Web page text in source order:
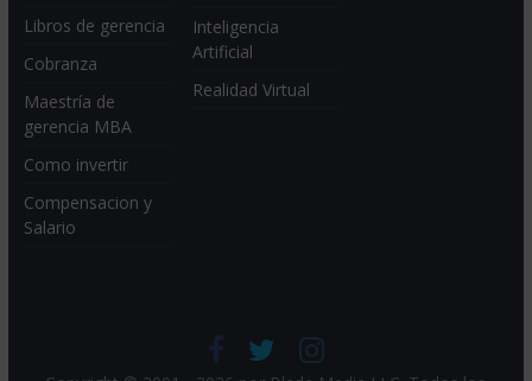
Libros de gerencia
Cobranza
Maestría de
gerencia MBA
Como invertir
Compensacion y
Salario
Inteligencia
Artificial
Realidad Virtual